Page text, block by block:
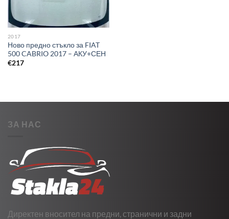
2017
Ново предно стъкло за FIAT
500 CABRIO 2017 – АКУ+СЕН
€217
ЗА НАС
Директен вносител на предни, странични и задни